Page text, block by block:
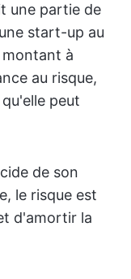
une partie de
start-up au
montant à
au risque,
peut
de son
le risque est
d'amortir la